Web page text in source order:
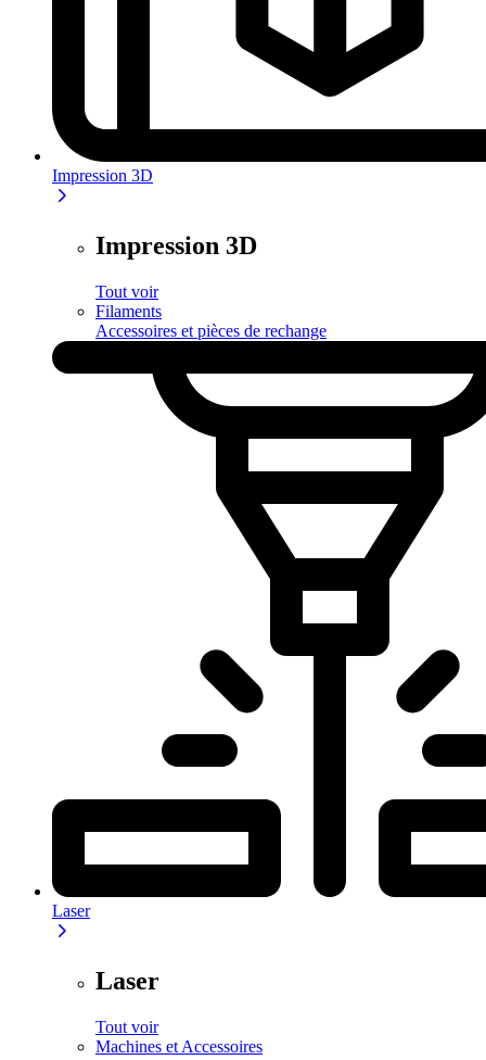
Impression 3D
Impression 3D
Tout voir
Filaments
Accessoires et pièces de rechange
Laser
Laser
Tout voir
Machines et Accessoires